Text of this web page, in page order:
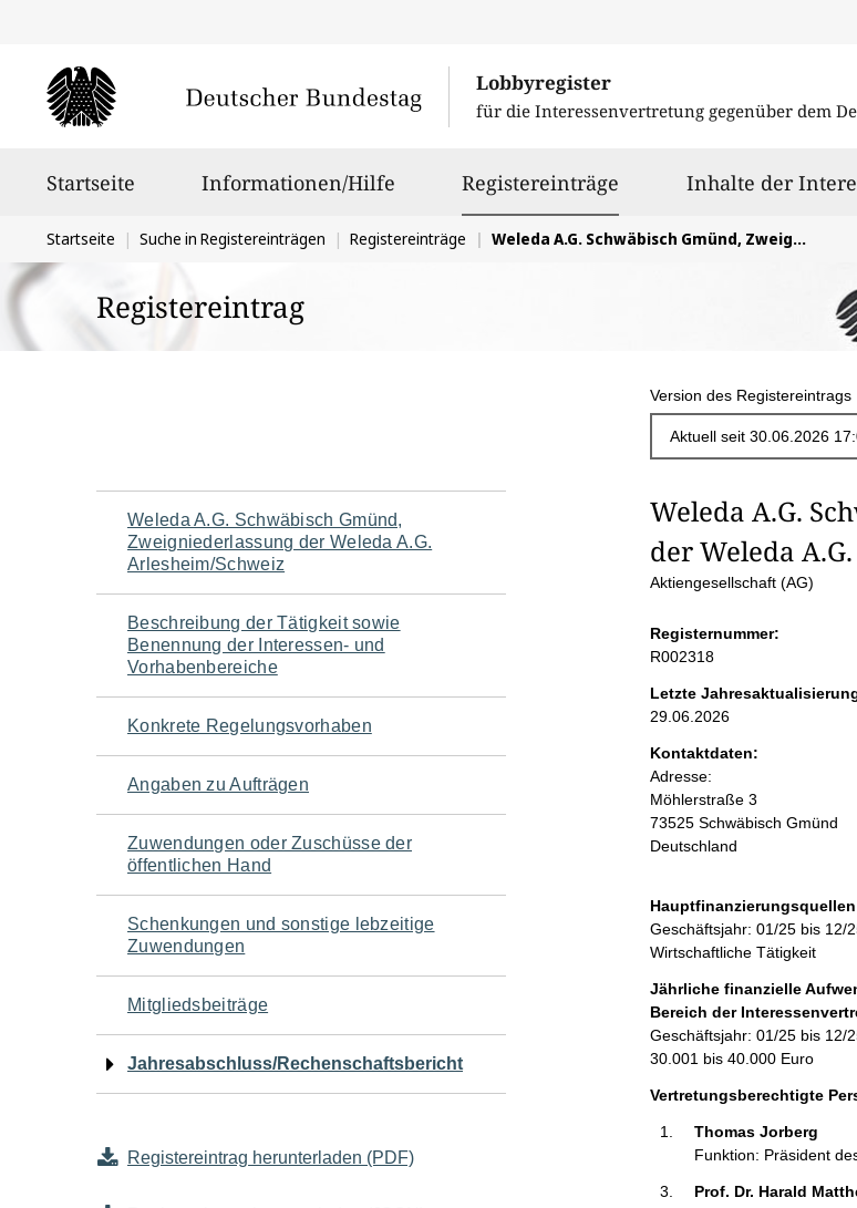
Lobbyregister
für die Interessenvertretung gegenüber dem
Startseite Informationen/Hilfe Registereinträge ausgewähltInhalte der
Sie
befinden
sich
hier:
Startseite Suche in Registereinträgen Registereinträge Weleda A.G. Schwäbisch Gmünd, Zweigniederlassung der Weleda A.G. Arlesheim/Schweiz
Registereintrag
Version des Registereintrags
Navigation
für
den
Seiteninhalt
Weleda A.G. Schwäbisch Gmünd,
Zweigniederlassung der Weleda A.G.
Arlesheim/Schweiz
Beschreibung der Tätigkeit sowie
Benennung der Interessen- und
Vorhabenbereiche
Konkrete Regelungsvorhaben
Angaben zu Aufträgen
Zuwendungen oder Zuschüsse der
öffentlichen Hand
Schenkungen und sonstige lebzeitige
Zuwendungen
Mitgliedsbeiträge
Jahresabschluss/Rechenschaftsbericht
Registereintrag herunterladen (PDF)
S
e
i
t
e
n
i
n
h
a
l
t
Weleda A.G.
der Weleda
Aktiengesellschaft (AG)
Registernummer:
R002318
Letzte
29.06.2026
Kontaktdaten:
Adresse:
Möhlerstraße 3
73525 Schwäbisch Gmünd
Deutschland
Hauptfinanzierungsquellen
Geschäftsjahr: 01/25 bis 12/
Wirtschaftliche Tätigkeit
Jährliche finanzielle
Bereich der
Geschäftsjahr: 01/25 bis 12/
30.001 bis 40.000 Euro
Vertretungsberechtigte
Thomas Jorberg
Funktion: Präsident
Prof. Dr. Harald